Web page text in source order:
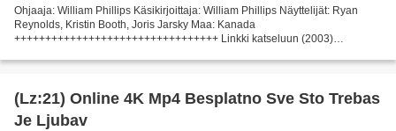
Ohjaaja: William Phillips Käsikirjoittaja: William Phillips Näyttelijät: Ryan
Reynolds, Kristin Booth, Joris Jarsky Maa: Kanada
+++++++++++++++++++++++++++++++++ Linkki katseluun (2003)
kesto:...
(Lz:21) Online 4K Mp4 Besplatno Sve Sto Trebas
Je Ljubav